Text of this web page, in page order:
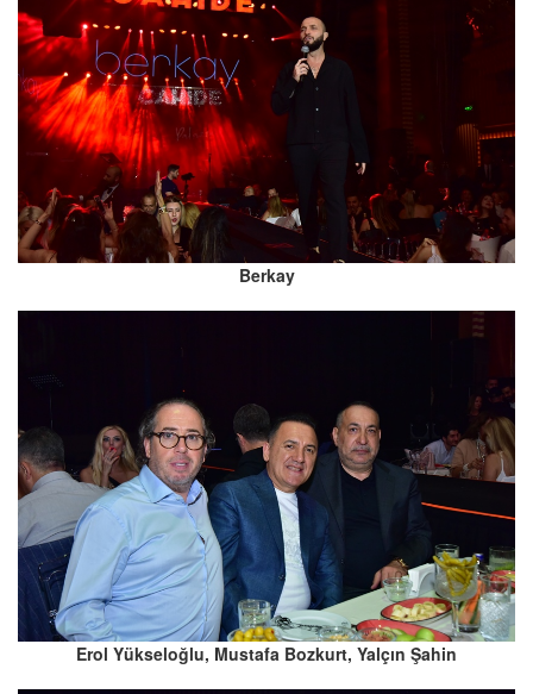
Berkay
Erol Yükseloğlu, Mustafa Bozkurt, Yalçın Şahin